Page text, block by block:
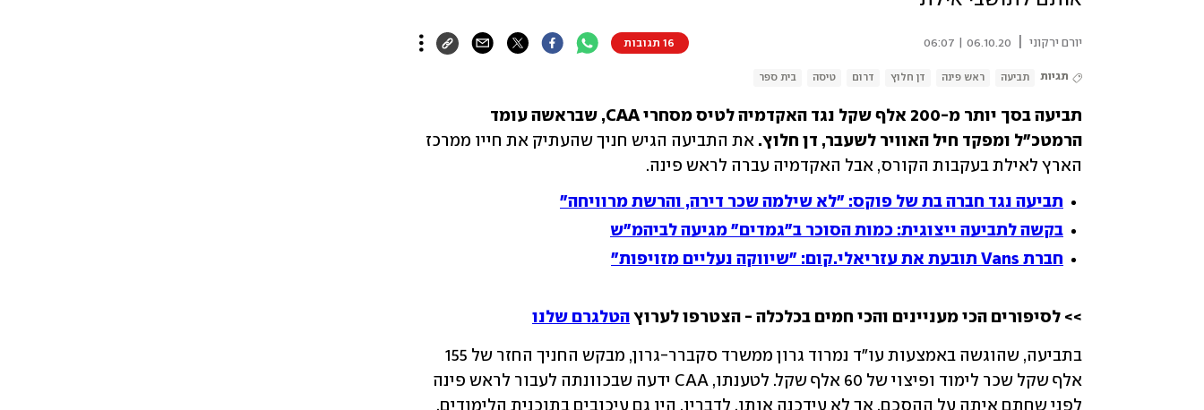
יורם ירקוני 06.10.20 | 06:07 16 תגובות
תגיות תביעה ראש פינה דן חלוץ דרום טיסה בית ספר
הרמטכ"ל ומפקד חיל האוויר לשעבר, דן חלוץ.
הארץ לאילת בעקבות הקורס, אבל האקדמיה עברה לראש פינה.
תביעה נגד חברה בת של פוקס: "לא שילמה שכר דירה, והרשת מרוויחה"
בקשה לתביעה ייצוגית: כמות הסוכר ב"גמדים" מגיעה לביהמ"ש
חברת Vans תובעת את עזריאלי.קום: "שיווקה נעליים מזויפות"
>> לסיפורים הכי מעניינים והכי חמים בכלכלה - הצטרפו לערוץ הטלגרם שלנו